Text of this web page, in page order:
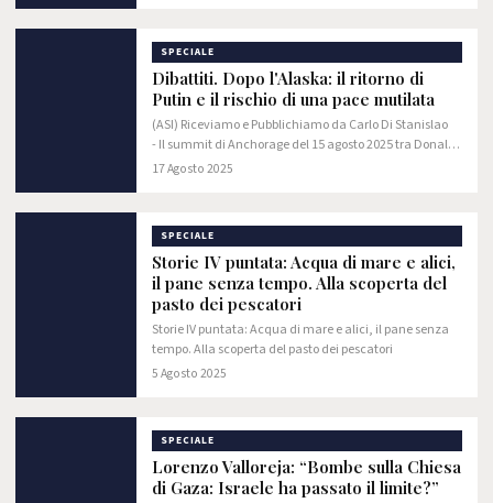
SPECIALE
Dibattiti. Dopo l'Alaska: il ritorno di
Putin e il rischio di una pace mutilata
(ASI) Riceviamo e Pubblichiamo da Carlo Di Stanislao
- Il summit di Anchorage del 15 agosto 2025 tra Donald
Trump e Vladimir Putin non è stato soltanto un incontro
17 Agosto 2025
SPECIALE
Storie IV puntata: Acqua di mare e alici,
il pane senza tempo. Alla scoperta del
pasto dei pescatori
Storie IV puntata: Acqua di mare e alici, il pane senza
tempo. Alla scoperta del pasto dei pescatori
5 Agosto 2025
SPECIALE
Lorenzo Valloreja: “Bombe sulla Chiesa
di Gaza: Israele ha passato il limite?”